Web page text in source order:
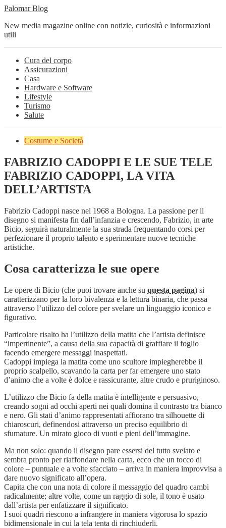
Palomar Blog
New media magazine online con notizie, curiosità e informazioni
utili
Cura del corpo
Assicurazioni
Casa
Hardware e Software
Lifestyle
Turismo
Salute
Costume e Società
FABRIZIO CADOPPI E LE SUE TELE
FABRIZIO CADOPPI, LA VITA
DELL’ARTISTA
Fabrizio Cadoppi nasce nel 1968 a Bologna. La passione per il
disegno si manifesta fin dall’infanzia e crescendo, Fabrizio, in arte
Bicio, seguirà naturalmente la sua strada frequentando corsi per
perfezionare il proprio talento e sperimentare nuove tecniche
artistiche.
Cosa caratterizza le sue opere
Le opere di Bicio (che puoi trovare anche su questa pagina) si
caratterizzano per la loro bivalenza e la lettura binaria, che passa
attraverso l’utilizzo del colore per svelare un linguaggio iconico e
figurativo.
Particolare risalto ha l’utilizzo della matita che l’artista definisce
“impertinente”, a causa della sua capacità di graffiare il foglio
facendo emergere messaggi inaspettati.
Cadoppi impiega la matita come uno scultore impiegherebbe il
proprio scalpello, scavando la carta per far emergere uno stato
d’animo che a volte è dolce e rassicurante, altre crudo e pruriginoso.
L’utilizzo che Bicio fa della matita è intelligente e persuasivo,
creando sogni ad occhi aperti nei quali domina il contrasto tra bianco
e nero. Gli stati d’animo rappresentati affiorano tra silhouette di
chiaroscuri, definendosi attraverso un preciso equilibrio di
sfumature. Un mirato gioco di vuoti e pieni dell’immagine.
Ma non solo: quando il disegno pare essersi del tutto svelato e
sembra pronto per riaffondare nella carta, ecco che un tocco di
colore – puntuale e a volte sfacciato – arriva in maniera improvvisa a
dare nuovo significato all’opera.
Capita che con una nota di colore il messaggio del quadro cambi
radicalmente; altre volte, come un raggio di sole, il tono è usato
dall’artista per enfatizzare il significato.
I suoi quadri riescono a infrangere in maniera vigorosa lo spazio
bidimensionale in cui la tela tenta di rinchiuderli.